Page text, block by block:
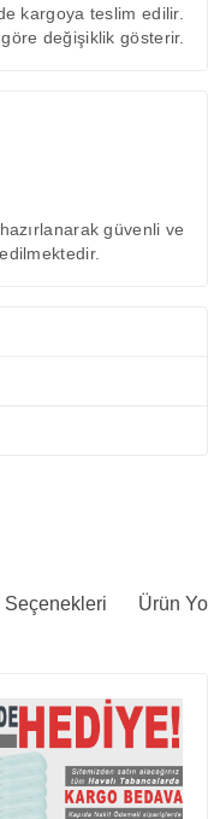
kargoya teslim edilir.
değişiklik gösterir.
güvenli ve
Seçenekleri Ürün